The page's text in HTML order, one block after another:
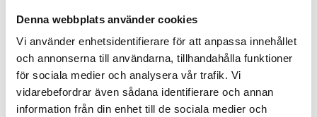
Denna webbplats använder cookies
Vi använder enhetsidentifierare för att anpassa innehållet
och annonserna till användarna, tillhandahålla funktioner
för sociala medier och analysera vår trafik. Vi
vidarebefordrar även sådana identifierare och annan
information från din enhet till de sociala medier och
Gävle var jag på Quality Hotel Winn i Haninge
utanför Stockholm. Vi fick ta emot priset för Årets
hotell på Nordic Choice Hotels årliga
vinterkonferens 2019, vilket var en målsättning.
Efter det fick jag erbjudande om att ta hand om
Winn i Gävle. Jag skulle varit där i tre år men sedan